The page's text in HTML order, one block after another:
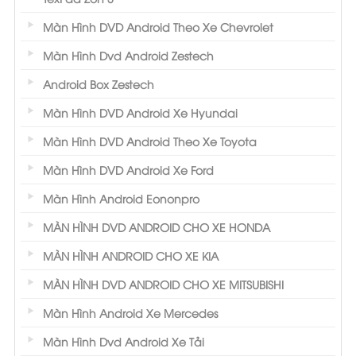
thể tạo nên một cái nhìn hoàn toàn mới cho
chiếc xe của bạn mà thực sự cũng thể
thể dựa vào hiệu suất cao và bảo vệ tia UV tối
đa.
Loại bỏ hơn 99% tia cực tím (UV)
Giúp bảo vệ đồ đạc không bị mờ và nứt
- Phim cách nhiệt Nano Ceramics
Ra đời vào năm 2017, phim cách nhiệt Nano
Ceramics được sản xuất bởi công nghệ phim
công nghệ tiên tiến nhất thời điểm hiện tại.
Cộng thêm giá thành ở mức tầm trung nên
Màn Hình DVD Android Theo Xe Chevrolet
Màn Hình Dvd Android Zestech
Android Box Zestech
Màn Hình DVD Android Xe Hyundai
Màn Hình DVD Android Theo Xe Toyota
Màn Hình DVD Android Xe Ford
Màn Hình Android Eononpro
MÀN HÌNH DVD ANDROID CHO XE HONDA
MÀN HÌNH ANDROID CHO XE KIA
MÀN HÌNH DVD ANDROID CHO XE MITSUBISHI
Màn Hình Android Xe Mercedes
Màn Hình Dvd Android Xe Tải